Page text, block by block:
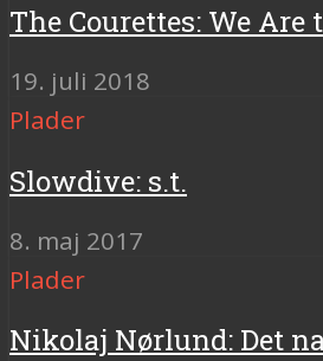
The Courettes: We Are
19. juli 2018
Plader
Slowdive: s.t.
8. maj 2017
Plader
Nikolaj Nørlund: Det